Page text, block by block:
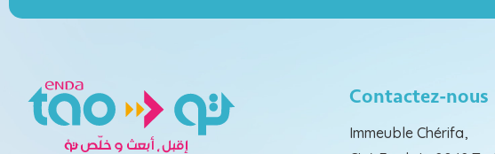
Contactez-nous
Immeuble Chérifa,